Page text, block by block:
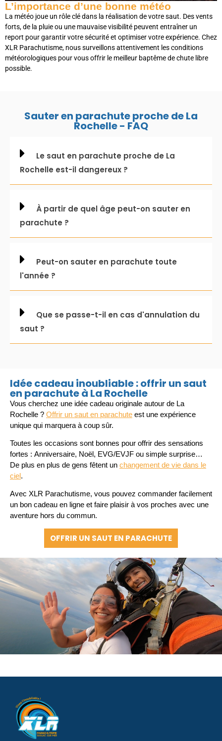
L’importance d’une bonne météo
La météo joue un rôle clé dans la réalisation de votre saut. Des vents
forts, de la pluie ou une mauvaise visibilité peuvent entraîner un
report pour garantir votre sécurité et optimiser votre expérience. Chez
XLR Parachutisme, nous surveillons attentivement les conditions
météorologiques pour vous offrir le meilleur baptême de chute libre
possible.
Sauter en parachute proche de La
Rochelle - FAQ
Le saut en parachute proche de La
Rochelle est-il dangereux ?
À partir de quel âge peut-on sauter en
parachute ?
Peut-on sauter en parachute toute
l'année ?
Que se passe-t-il en cas d'annulation du
saut ?
Idée cadeau inoubliable : offrir un saut
en parachute à La Rochelle
Vous cherchez une idée cadeau originale autour de La
Rochelle ? Offrir un saut en parachute est une expérience
unique qui marquera à coup sûr.
Toutes les occasions sont bonnes pour offrir des sensations
fortes : Anniversaire, Noël, EVG/EVJF ou simple surprise…
De plus en plus de gens fêtent un changement de vie dans le
ciel.
Avec XLR Parachutisme, vous pouvez commander facilement
un bon cadeau en ligne et faire plaisir à vos proches avec une
aventure hors du commun.
OFFRIR UN SAUT EN PARACHUTE